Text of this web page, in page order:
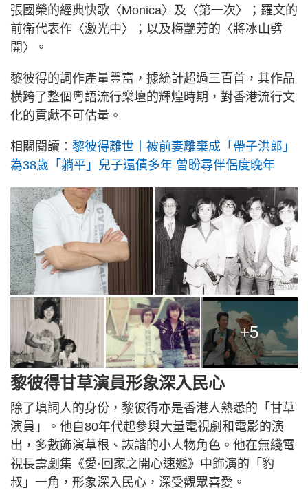
張國榮的經典快歌〈Monica〉及〈第一次〉；羅文的
前衛代表作〈激光中〉；以及梅艷芳的〈將冰山劈
開〉。
黎彼得的詞作產量豐富，據統計超過三百首，其作品
橫跨了整個粵語流行樂壇的輝煌時期，對香港流行文
化的貢獻不可估量。
相關閱讀： 黎彼得離世丨被前妻離棄成「帶子洪郎」
為38歲「躺平」兒子還債多年 曾盼尋伴侶度晚年
+5
黎彼得甘草演員形象深入民心
除了填詞人的身份，黎彼得亦是香港人熟悉的「甘草
演員」。他自80年代起參與大量電視劇和電影的演
出，多數飾演草根、詼諧的小人物角色。他在無綫電
視長壽劇集《愛·回家之開心速遞》中飾演的「豹
叔」一角，形象深入民心，深受觀眾喜愛。